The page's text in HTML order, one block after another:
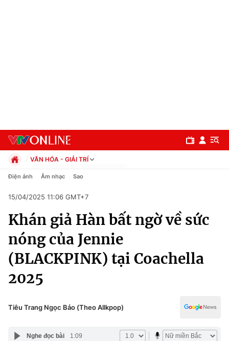
Chuyên mục
Chính trị
Xã hội
VĂN HÓA - GIẢI TRÍ
Chính trị
Pháp luật
Kinh tế
Thể thao
Truyền hình
Văn hóa - Giải trí
Đời sống
Giáo dục
Điện ảnh Âm nhạc Sao
15/04/2025 11:06 GMT+7
Khán giả Hàn bất ngờ về sức
nóng của Jennie
(BLACKPINK) tại Coachella
2025
Tiêu Trang Ngọc Bảo (Theo Allkpop)
Nghe đọc bài 1:09